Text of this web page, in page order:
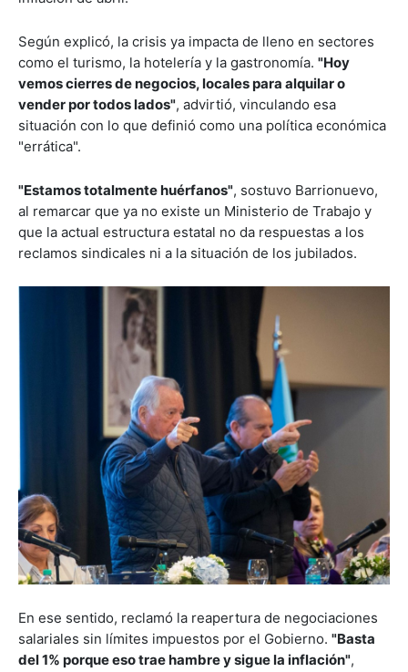
Según explicó, la crisis ya impacta de lleno en sectores
como el turismo, la hotelería y la gastronomía. "Hoy
vemos cierres de negocios, locales para alquilar o
vender por todos lados", advirtió, vinculando esa
situación con lo que definió como una política económica
"errática".
"Estamos totalmente huérfanos", sostuvo Barrionuevo,
al remarcar que ya no existe un Ministerio de Trabajo y
que la actual estructura estatal no da respuestas a los
reclamos sindicales ni a la situación de los jubilados.
En ese sentido, reclamó la reapertura de negociaciones
salariales sin límites impuestos por el Gobierno. "Basta
del 1% porque eso trae hambre y sigue la inflación",